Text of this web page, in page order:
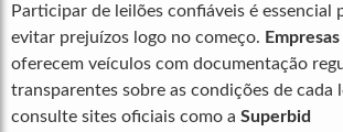
Participar de leilões confiáveis é essencial
evitar prejuízos logo no começo.
oferecem veículos com documentação
transparentes sobre as condições de cada
consulte sites oficiais como a Superbid